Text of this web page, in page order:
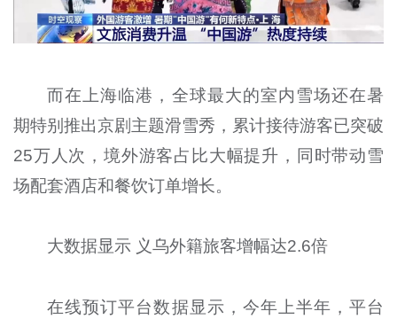
而在上海临港，全球最大的室内雪场还在暑
期特别推出京剧主题滑雪秀，累计接待游客已突破
25万人次，境外游客占比大幅提升，同时带动雪
场配套酒店和餐饮订单增长。
大数据显示 义乌外籍旅客增幅达2.6倍
在线预订平台数据显示，今年上半年，平台